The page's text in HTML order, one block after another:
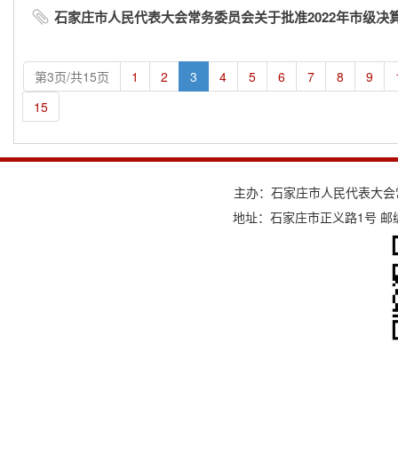
石家庄市人民代表大会常务委员会关于批准2022年市级决
第3页/共15页 1 2 3 4 5 6 7 8 9
15
主办：石家庄市人民代表大
地址：石家庄市正义路1号